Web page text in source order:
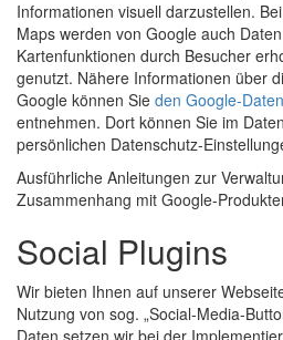
Informationen visuell darzustellen.
Maps werden von Google auch
Kartenfunktionen durch Besucher
genutzt. Nähere Informationen über
Google können Sie den Google-
entnehmen. Dort können Sie im
persönlichen Datenschutz-
Ausführliche Anleitungen zur
Zusammenhang mit Google-
Social Plugins
Wir bieten Ihnen auf unserer
Nutzung von sog. „Social-Media-
Daten setzen wir bei der